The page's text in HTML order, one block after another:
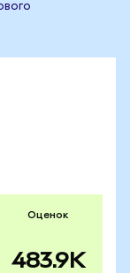
Оценок
483.9K